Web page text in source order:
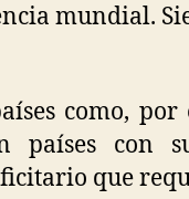
mundial.
como, por
países con
que